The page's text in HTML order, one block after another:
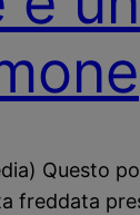
Questo
freddata